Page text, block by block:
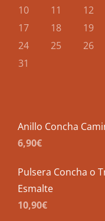
10
11 12
17
18 19
24
25 26
31
Anillo Concha
6,90€
Pulsera Concha o
Esmalte
10,90€